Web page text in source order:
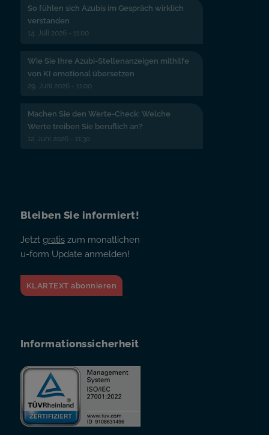
So fühlen sich Azubis im Gespräch wirklich
verstanden
14. Juli 2026 - 11:00
Wie Sie Ihre Azubi-Stellenanzeigen mithilfe
von KI emotional übersetzen
29. Juni 2026 - 11:00
Machen Sie den Werte-Check: Welche
Werte treiben Sie beruflich an?
12. Juni 2026 - 11:30
Bleiben Sie informiert!
Jetzt gratiszum monatlichen
u-form Update anmelden!
KLARTEXT abonnieren
Informationssicherheit